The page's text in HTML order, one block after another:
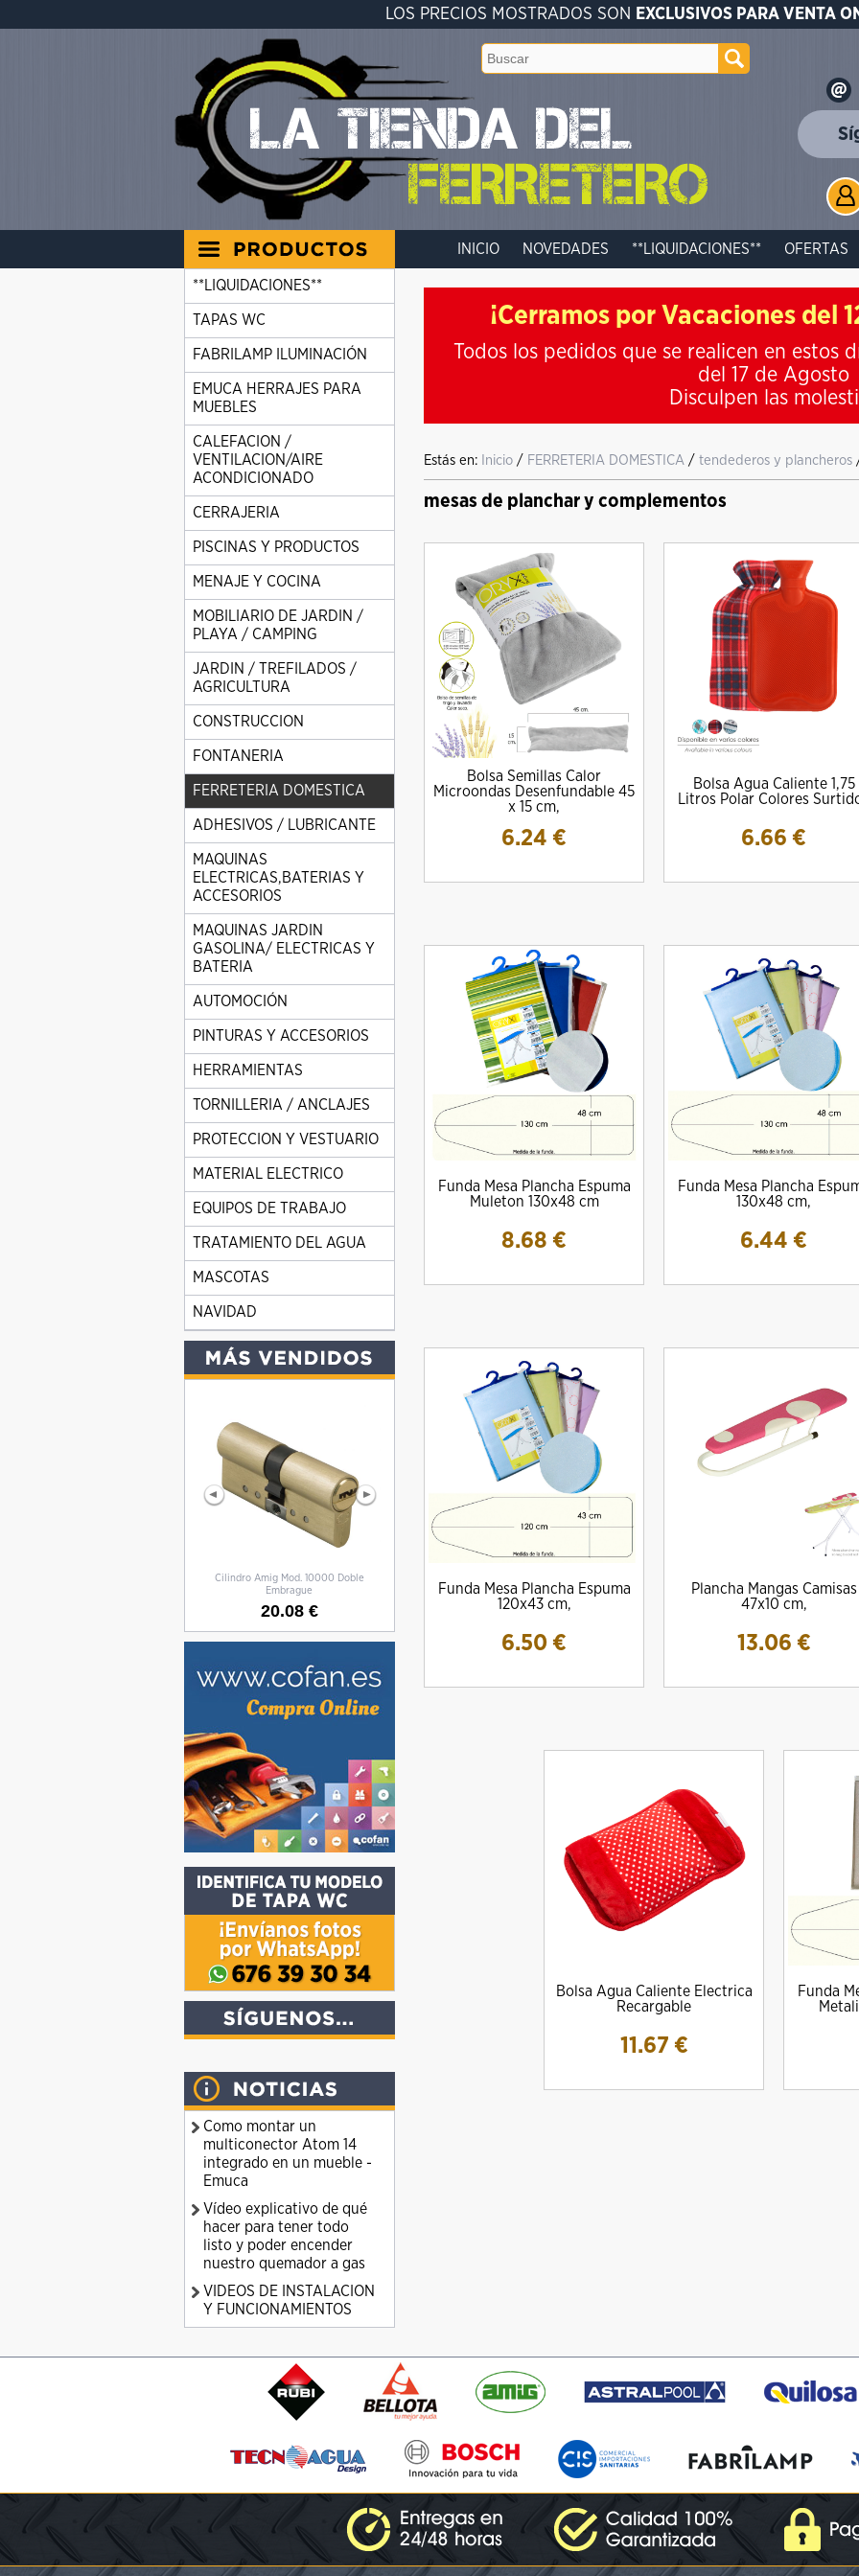
LOS PRECIOS MOSTRADOS SON EXCLUSIVOS PARA VENTA
INICIO NOVEDADES **LIQUIDACIONES** OFERTAS
**LIQUIDACIONES**
TAPAS WC
FABRILAMP ILUMINACIÓN
EMUCA HERRAJES PARA
MUEBLES
CALEFACION /
VENTILACION/AIRE
ACONDICIONADO
CERRAJERIA
PISCINAS Y PRODUCTOS
MENAJE Y COCINA
MOBILIARIO DE JARDIN /
PLAYA / CAMPING
JARDIN / TREFILADOS /
AGRICULTURA
CONSTRUCCION
FONTANERIA
FERRETERIA DOMESTICA
ADHESIVOS / LUBRICANTE
MAQUINAS
ELECTRICAS,BATERIAS Y
ACCESORIOS
MAQUINAS JARDIN
GASOLINA/ ELECTRICAS Y
BATERIA
AUTOMOCIÓN
PINTURAS Y ACCESORIOS
HERRAMIENTAS
TORNILLERIA / ANCLAJES
PROTECCION Y VESTUARIO
MATERIAL ELECTRICO
EQUIPOS DE TRABAJO
TRATAMIENTO DEL AGUA
MASCOTAS
NAVIDAD
Cilindro Amig Mod. 10000 Doble
Embrague
20.08 €
escudos Ezcurra
20.08 €
Como montar un
multiconector Atom 14
integrado en un mueble -
Emuca
Vídeo explicativo de qué
hacer para tener todo
listo y poder encender
nuestro quemador a gas
VIDEOS DE INSTALACION
Y FUNCIONAMIENTOS
¡Cerramos por Vacaciones del
Todos los pedidos que se realicen en estos
del 17 de Agosto
Disculpen las
Estás en: Inicio / FERRETERIA DOMESTICA / tendederos y plancheros
mesas de planchar y complementos
Bolsa Semillas Calor
Microondas Desenfundable 45
x 15 cm,
6.24 €
Bolsa Agua Caliente 1,75
Litros Polar Colores
6.66 €
Funda Mesa Plancha Espuma
Muleton 130x48 cm
8.68 €
Funda Mesa Plancha
130x48 cm,
6.44 €
Funda Mesa Plancha Espuma
120x43 cm,
6.50 €
Plancha Mangas Camisas
47x10 cm,
13.06 €
Bolsa Agua Caliente Electrica
Recargable
11.67 €
Funda